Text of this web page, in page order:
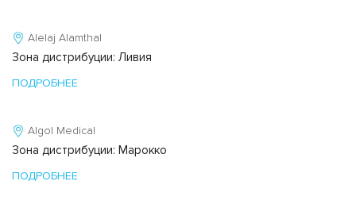
Alelaj Alamthal
Зона дистрибуции: Ливия
ПОДРОБНЕЕ
Algol Medical
Зона дистрибуции: Марокко
ПОДРОБНЕЕ